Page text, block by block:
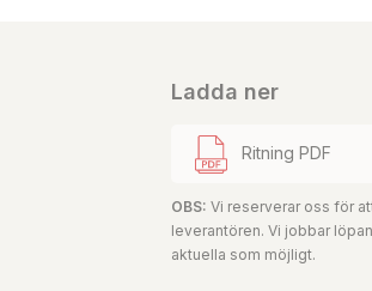
Ladda ner
Ritning PDF
OBS: Vi reserverar oss för
leverantören. Vi jobbar
aktuella som möjligt.